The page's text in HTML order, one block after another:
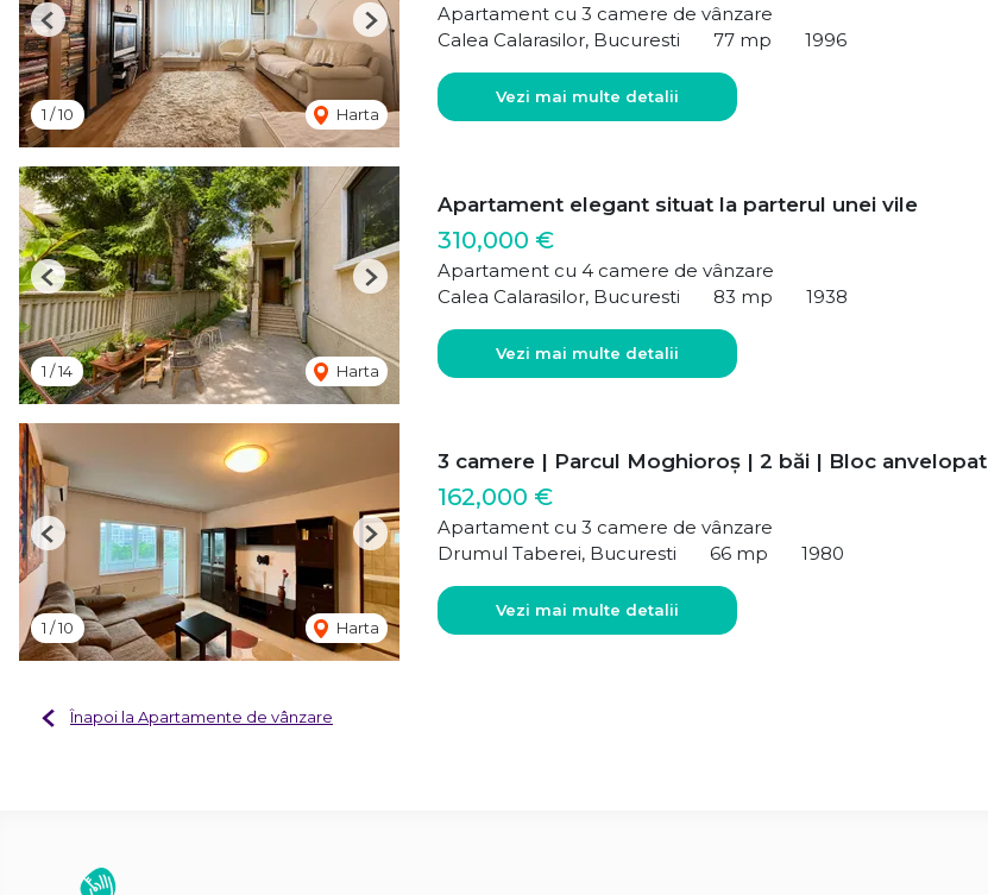
1 /10 Harta
Previous Next
Apartament cu 3 camere de vânzare
Calea Calarasilor, Bucuresti
77 mp 1996
Vezi mai multe detalii
1 /14 Harta
Previous Next
Apartament elegant situat la parterul unei vile
310,000 €
Apartament cu 4 camere de vânzare
Calea Calarasilor, Bucuresti
83 mp 1938
Vezi mai multe detalii
1 /10 Harta
Previous Next
3 camere | Parcul Moghioroș | 2 băi | Bloc anvelopat
162,000 €
Apartament cu 3 camere de vânzare
Drumul Taberei, Bucuresti
66 mp 1980
Vezi mai multe detalii
Înapoi la Apartamente de vânzare